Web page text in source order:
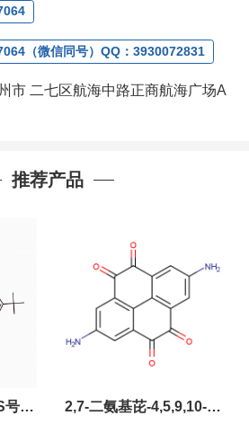
联系)
作中有用到的试剂，欢迎您随时
产品，具体价格和优惠请联系或电
现货产品，同类也均可提供，有需要
（微信同号）QQ：3930072831
市 二七区航海中路正商航海广场A
推荐产品
2,7-二氨基芘-4,5,9,10-四